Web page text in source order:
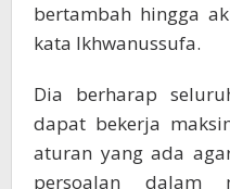
bertambah hingga
kata Ikhwanussufa.
Dia berharap
dapat bekerja
aturan yang ada
persoalan dalam